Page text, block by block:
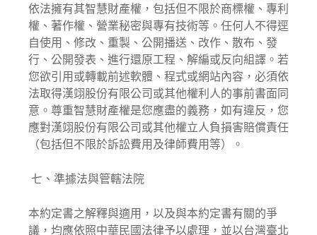
依法擁有其智慧財產權，包括但不限於商標權、專利
權、著作權、營業秘密與專有技術等。任何人不得逕
自使用、修改、重製、公開播送、改作、散布、發
行、公開發表、進行還原工程、解編或反向組譯。若
您欲引用或轉載前述軟體、程式或網站內容，必須依
法取得漢翊股份有限公司或其他權利人的事前書面同
意。尊重智慧財產權是您應盡的義務，如有違反，您
應對漢翊股份有限公司或其他權立人負損害賠償責任
（包括但不限於訴訟費用及律師費用等）。
七、準據法與管轄法院
本約定書之解釋與適用，以及與本約定書有關的爭
議，均應依照中華民國法律予以處理，並以台灣臺北